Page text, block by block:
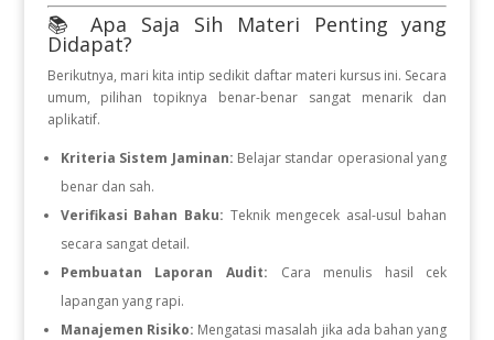
📚 Apa Saja Sih Materi Penting yang
Didapat?
Berikutnya, mari kita intip sedikit daftar materi kursus ini. Secara
umum, pilihan topiknya benar-benar sangat menarik dan
aplikatif.
Kriteria Sistem Jaminan: Belajar standar operasional yang
benar dan sah.
Verifikasi Bahan Baku: Teknik mengecek asal-usul bahan
secara sangat detail.
Pembuatan Laporan Audit: Cara menulis hasil cek
lapangan yang rapi.
Manajemen Risiko: Mengatasi masalah jika ada bahan yang